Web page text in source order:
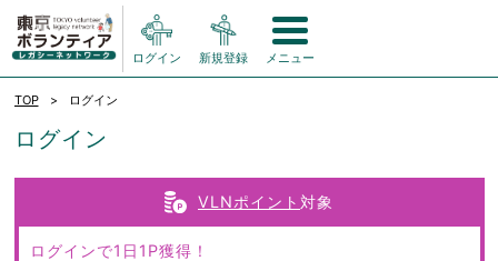
ログイン 新規登録 メニュー
TOP ログイン
ログイン
VLNポイント 対象
ログインで1日1P獲得！